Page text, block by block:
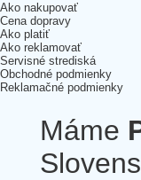
Ako nakupovať
Cena dopravy
Ako platiť
Ako reklamovať
Servisné strediská
Obchodné podmienky
Reklamačné podmienky
Máme